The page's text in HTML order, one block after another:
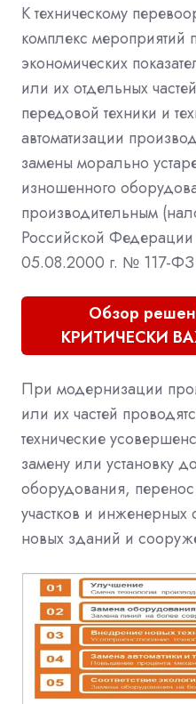
К техническому
комплекс мероприятий
экономических
или их отдельных
передовой техники и
автоматизации
замены морально
изношенного
производительным
Российской Федерации
05.08.2000 г. № 117-ФЗ
Обзор
КРИТИЧЕСКИ
При модернизации
или их частей
технические
замену или установку
оборудования,
участков и инженерных
новых зданий и